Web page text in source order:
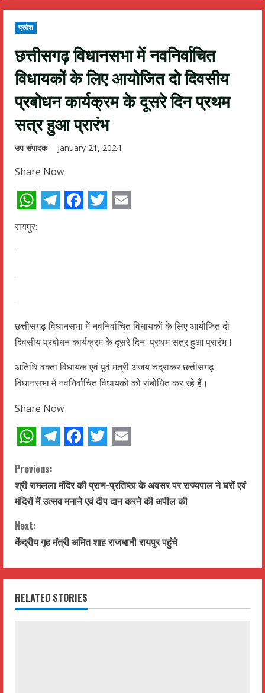
प्रदेश
छत्तीसगढ़ विधानसभा में नवनिर्वाचित
विधायकों के लिए आयोजित दो दिवसीय
प्रबोधन कार्यक्रम के दूसरे दिन प्रथम
सत्र हुआ प्रारंभ
उप संपादक January 21, 2024
Share Now
WhatsApp
रायपुर:
छत्तीसगढ़ विधानसभा में नवनिर्वाचित विधायकों के लिए आयोजित दो
दिवसीय प्रबोधन कार्यक्रम के दूसरे दिन प्रथम सत्र हुआ प्रारंभ l
अतिथि वक्ता विधायक एवं पूर्व मंत्री अजय चंद्राकर छत्तीसगढ़
विधानसभा में नवनिर्वाचित विधायकों को संबोधित कर रहे हैं।
Share Now
C
o
n
t
i
n
Previous:
श्री रामलला मंदिर की प्राण-प्रतिष्ठा के अवसर पर राज्यपाल ने घरों एवं
मंदिरों में उत्सव मनाने एवं दीप दान करने की अपील की
Next:
केंद्रीय गृह मंत्री अमित शाह राजधानी रायपुर पहुंचे
RELATED STORIES